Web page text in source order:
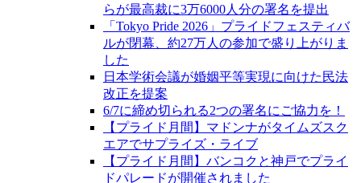
らが最高裁に3万6000人分の署名を提出
「Tokyo Pride 2026」プライドフェスティバ
ルが閉幕、約27万人の参加で盛り上がりま
した
日本学術会議が婚姻平等実現に向けた民法
改正を提案
6/7に締め切られる2つの署名にご協力を！
【プライド月間】マドンナがタイムズスク
エアでサプライズ・ライブ
【プライド月間】バンコクと神戸でプライ
ドパレードが開催されました